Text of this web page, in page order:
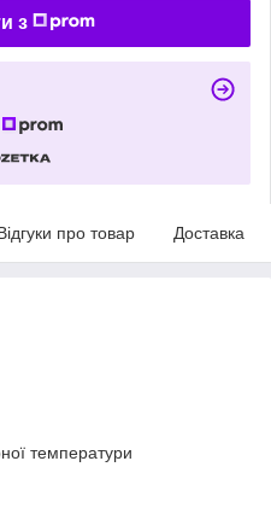
з
про товар Доставка
температури